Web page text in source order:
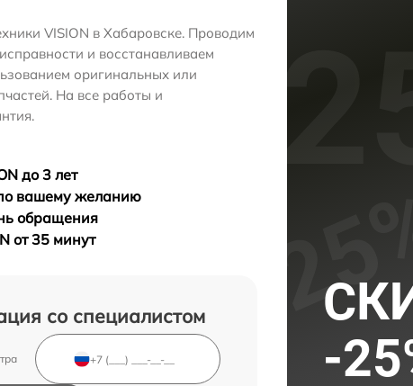
со специалистом
VISION в Хабаровске. Проводим
и восстанавливаем
оригинальных или
На все работы и
до 3 лет
вашему желанию
обращения
от 35 минут
-